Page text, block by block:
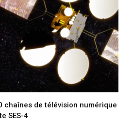
chaînes de télévision numérique
SES-4